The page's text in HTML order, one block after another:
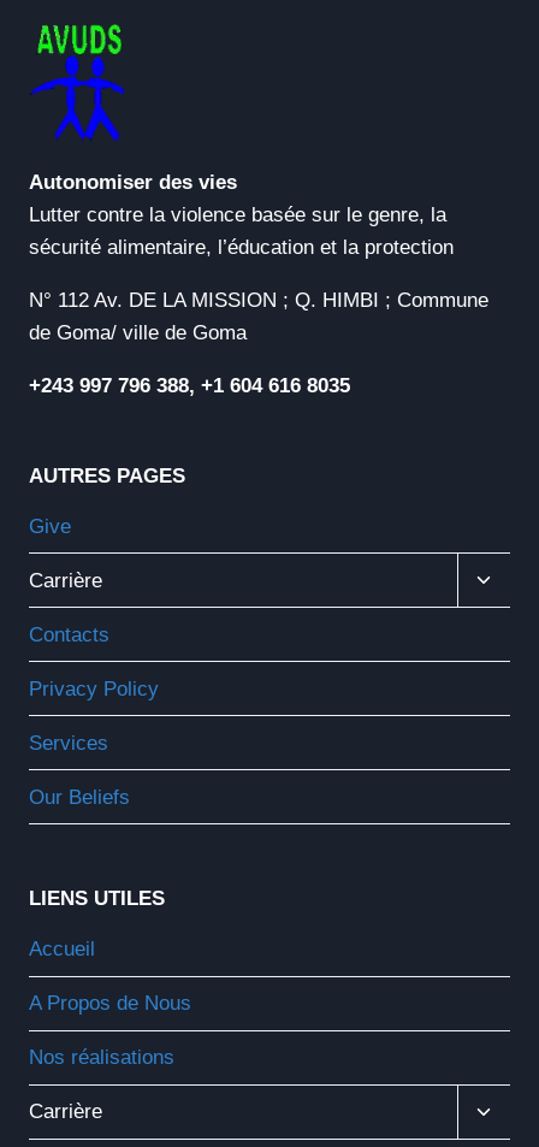
Autonomiser des vies
Lutter contre la violence basée sur le genre, la
sécurité alimentaire, l’éducation et la protection
N° 112 Av. DE LA MISSION ; Q. HIMBI ; Commune
de Goma/ ville de Goma
+243 997 796 388, +1 604 616 8035
AUTRES PAGES
Give
Carrière
Le
Contacts
Privacy Policy
Services
Our Beliefs
LIENS UTILES
Accueil
A Propos de Nous
Nos réalisations
Carrière